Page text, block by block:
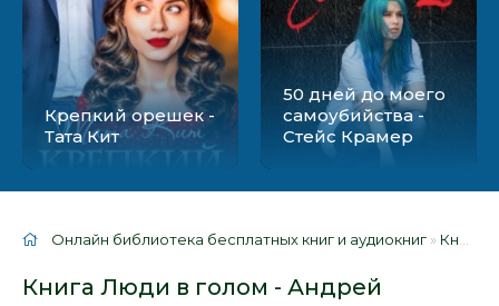
Крепкий орешек -
Тата Кит
50 дней до моего
самоубийства -
Стейс Крамер
Онлайн библиотека бесплатных книг и аудиокниг » Книги
Книга Люди в голом - Андрей